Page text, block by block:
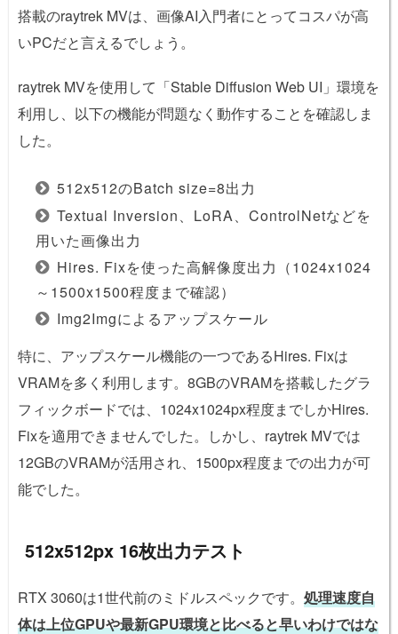
搭載のraytrek MVは、画像AI入門者にとってコスパが高
いPCだと言えるでしょう。
raytrek MVを使用して「Stable Diffusion Web UI」環境を
利用し、以下の機能が問題なく動作することを確認しま
した。
512x512のBatch size=8出力
Textual Inversion、LoRA、ControlNetなどを
用いた画像出力
Hires. Fixを使った高解像度出力（1024x1024
～1500x1500程度まで確認）
Img2Imgによるアップスケール
特に、アップスケール機能の一つであるHires. Fixは
VRAMを多く利用します。8GBのVRAMを搭載したグラ
フィックボードでは、1024x1024px程度までしかHires.
Fixを適用できませんでした。しかし、raytrek MVでは
12GBのVRAMが活用され、1500px程度までの出力が可
能でした。
512x512px 16枚出力テスト
RTX 3060は1世代前のミドルスペックです。 処理速度自
体は上位GPUや最新GPU環境と比べると早いわけではな